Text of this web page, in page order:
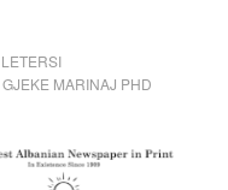
LETERSI
GJEKE MARINAJ PHD